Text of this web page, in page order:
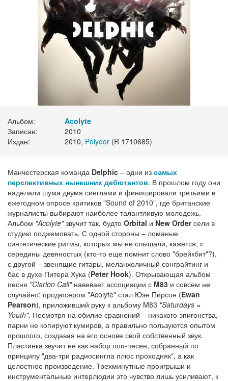
Альбом:
Acolyte
Записан:
2010
Издан:
2010, Polydor (R 1710685)
Манчестерская команда Delphic – одни из самых
перспективных нынешних дебютантов. В прошлом году они
наделали шума двумя синглами и финишировали третьими в
ежегодном опросе критиков "Sound of 2010", где британские
журналисты выбирают наиболее талантливую молодежь.
Альбом "Acolyte"звучит так, будто Orbital и New Orderсели в
студию поджемовать. С одной стороны – ломаные
синтетические ритмы, которых мы не слышали, кажется, с
середины девяностых (кто-то еще помнит слово "брейкбит"?),
с другой – звенящие гитары, меланхоличный сонграйтинг и
бас в духе Питера Хука (Peter Hook). Открывающая альбом
песня "Clarion Call"навевает ассоциации с M83 и совсем не
случайно: продюсером "Acolyte" стал Юэн Пирсон (Ewan
Pearson), приложивший руку к альбому M83 "Saturdays =
Youth". Несмотря на обилие сравнений – никакого эпигонства,
парни не копируют кумиров, а правильно пользуются опытом
прошлого, создавая на его основе свой собственный звук.
Пластинка звучит не как набор поп-песен, собранный по
принципу "два-три радиосингла плюс проходняк", а как
целостное произведение. Трехминутные проигрыши и
инструментальные интерлюдии это чувство лишь усиливают, к